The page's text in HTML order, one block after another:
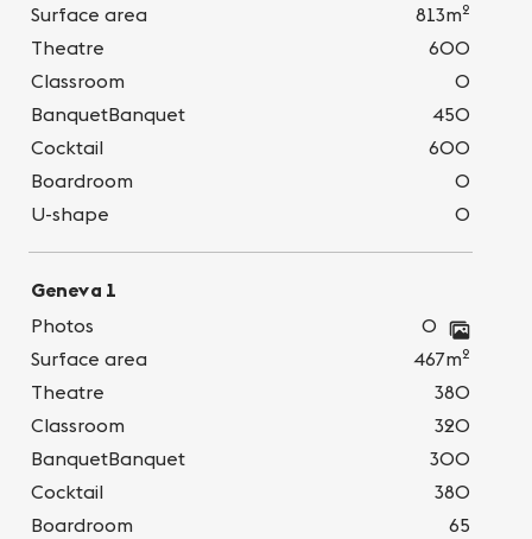
Surface area
813m2
Theatre
600
Classroom
0
BanquetBanquet
450
Cocktail
600
Boardroom
0
U-shape
0
Geneva 1
Photos
0
Surface area
467m2
Theatre
380
Classroom
320
BanquetBanquet
300
Cocktail
380
Boardroom
65